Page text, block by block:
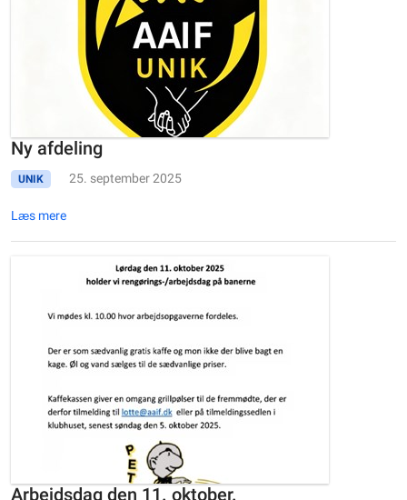
Ny afdeling
UNIK 25. september 2025
Læs mere
Arbejdsdag den 11. oktober.